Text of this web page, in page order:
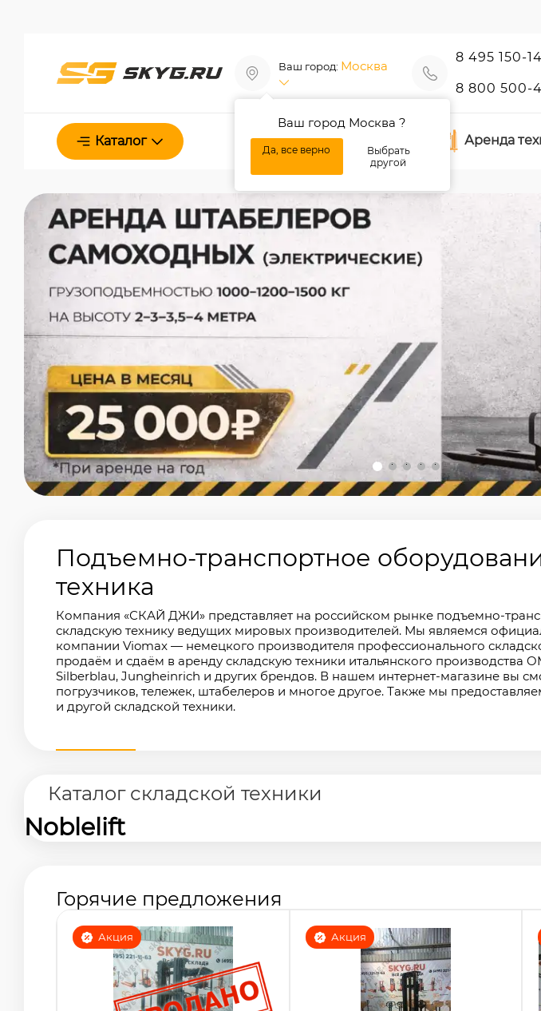
Ваш город: Москва
Ваш город Москва ?
Да, все верно
Выбрать
другой
8 495 150-
8 800 500-
Каталог О нас Аренда
Подъемно-транспортное
техника
Компания «СКАЙ ДЖИ» представляет на российском рынке подъемно-
складскую технику ведущих мировых производителей. Мы являемся
компании Viomax — немецкого производителя профессионального
продаём и сдаём в аренду складскую техники итальянского производства
Silberblau, Jungheinrich и других брендов. В нашем интернет-магазине вы
погрузчиков, тележек, штабелеров и многое другое. Также мы
и другой складской техники.
Каталог складской техники
Noblelift
Горячие предложения
Акция Акция